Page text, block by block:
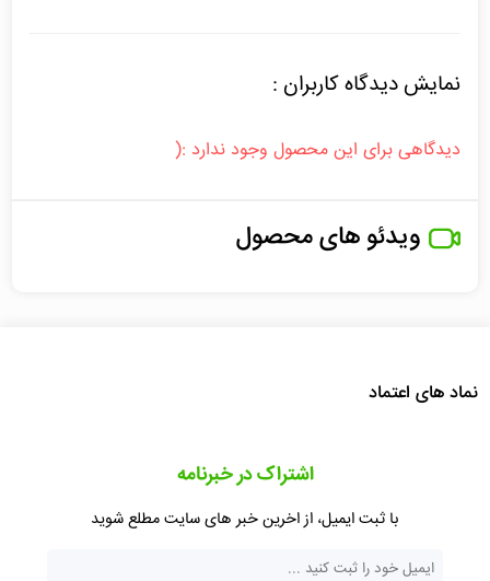
نمایش دیدگاه کاربران :
دیدگاهی برای این محصول وجود ندارد :(
ویدئو های محصول
نماد های اعتماد
اشتراک در خبرنامه
با ثبت ایمیل، از اخرین خبر های سایت مطلع شوید